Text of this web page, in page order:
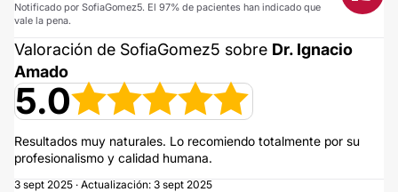
Notificado por SofiaGomez5. El 97% de pacientes han indicado que
vale la pena.
Valoración de SofiaGomez5 sobre Dr. Ignacio
Amado
5.0
Resultados muy naturales. Lo recomiendo totalmente por su
profesionalismo y calidad humana.
3 sept 2025 · Actualización: 3 sept 2025